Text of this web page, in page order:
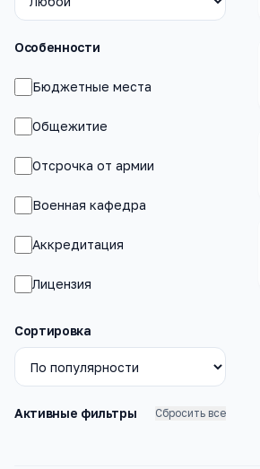
Особенности
Бюджетные места
Общежитие
Отсрочка от армии
Военная кафедра
Аккредитация
Лицензия
Сортировка
Активные фильтры Сбросить все